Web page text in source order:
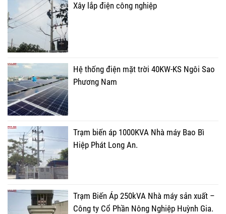
Xây lắp điện công nghiệp
Hệ thống điện mặt trời 40KW-KS Ngôi Sao
Phương Nam
Trạm biến áp 1000KVA Nhà máy Bao Bì
Hiệp Phát Long An.
Trạm Biến Áp 250kVA Nhà máy sản xuất –
Công ty Cổ Phần Nông Nghiệp Huỳnh Gia.